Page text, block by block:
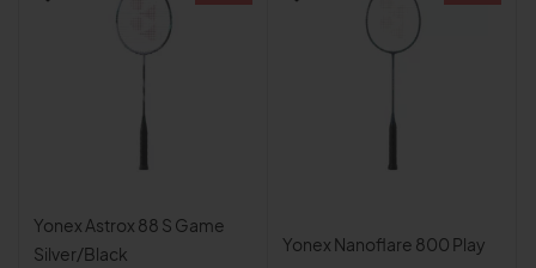
Yonex Astrox 88 S Game
Silver/Black
Yonex Nanoflare 800 Play